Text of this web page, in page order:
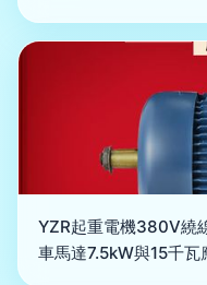
YZR起重電機380V繞
車馬達7.5kW與15千瓦